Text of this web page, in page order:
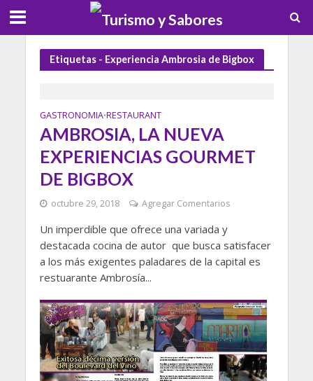
Etiquetas - Experiencia Ambrosia de Bigbox
GASTRONOMIA•RESTAURANT
AMBROSIA, LA NUEVA
EXPERIENCIAS GOURMET
DE BIGBOX
octubre 29, 2018 Agregar Comentarios
Un imperdible que ofrece una variada y
destacada cocina de autor que busca satisfacer
a los más exigentes paladares de la capital es
restuarante Ambrosía...